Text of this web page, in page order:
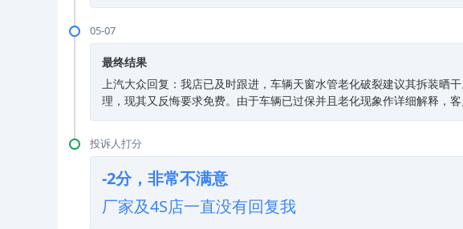
05-07
最终结果
上汽大众回复：我店已及时跟进，车辆天窗水管老化破裂建议其拆装晒
理，现其又反悔要求免费。由于车辆已过保并且老化现象作详细解释，客
投诉人打分
-2分，非常不满意
厂家及4S店一直没有回复我